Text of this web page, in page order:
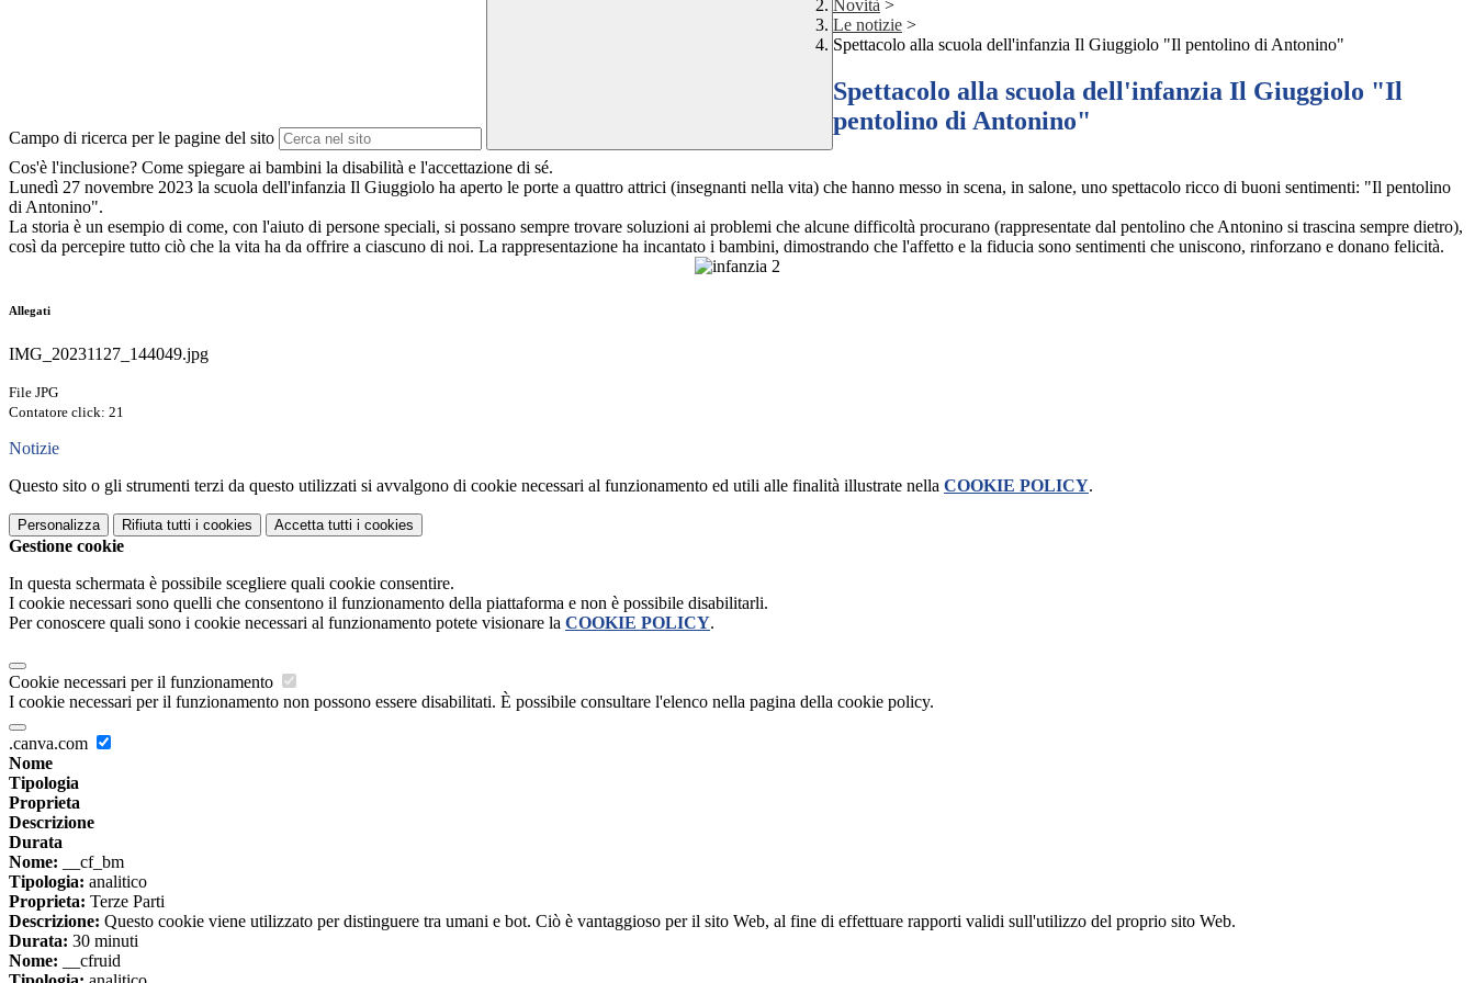
Campo di ricerca per le pagine del sito
Novità >
Le notizie >
Spettacolo alla scuola dell'infanzia Il Giuggiolo "Il pentolino di Antonino"
Spettacolo alla scuola dell'infanzia Il Giuggiolo "Il
pentolino di Antonino"
Cos'è l'inclusione? Come spiegare ai bambini la disabilità e l'accettazione di sé.
Lunedì 27 novembre 2023 la scuola dell'infanzia Il Giuggiolo ha aperto le porte a quattro attrici (insegnanti nella vita) che hanno messo in scena, in salone, uno spettacolo ricco di buoni sentimenti: "Il pentolino
di Antonino".
La storia è un esempio di come, con l'aiuto di persone speciali, si possano sempre trovare soluzioni ai problemi che alcune difficoltà procurano (rappresentate dal pentolino che Antonino si trascina sempre dietro),
così da percepire tutto ciò che la vita ha da offrire a ciascuno di noi. La rappresentazione ha incantato i bambini, dimostrando che l'affetto e la fiducia sono sentimenti che uniscono, rinforzano e donano felicità.
Allegati
IMG_20231127_144049.jpg
File JPG
Contatore click: 21
Notizie
Questo sito o gli strumenti terzi da questo utilizzati si avvalgono di cookie necessari al funzionamento ed utili alle finalità illustrate nella COOKIE POLICY.
Personalizza Rifiuta tutti i cookies Accetta tutti i cookies
Gestione cookie
In questa schermata è possibile scegliere quali cookie consentire.
I cookie necessari sono quelli che consentono il funzionamento della piattaforma e non è possibile disabilitarli.
Per conoscere quali sono i cookie necessari al funzionamento potete visionare la COOKIE POLICY.
Cookie necessari per il funzionamento
I cookie necessari per il funzionamento non possono essere disabilitati. È possibile consultare l'elenco nella pagina della cookie policy.
.canva.com
Nome
Tipologia
Proprieta
Descrizione
Durata
Nome: __cf_bm
Tipologia: analitico
Proprieta: Terze Parti
Descrizione: Questo cookie viene utilizzato per distinguere tra umani e bot. Ciò è vantaggioso per il sito Web, al fine di effettuare rapporti validi sull'utilizzo del proprio sito Web.
Durata: 30 minuti
Nome: __cfruid